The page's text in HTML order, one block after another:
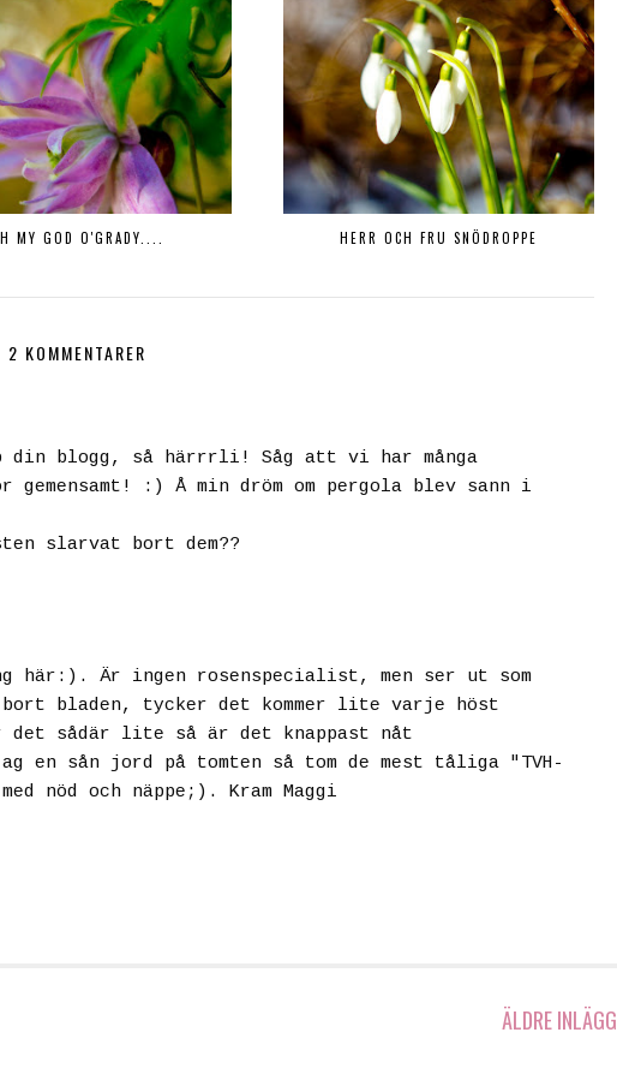
MY GOD O'GRADY.... HERR OCH FRU SNÖDROPPE
2 KOMMENTARER
din blogg, så härrrli! Såg att vi har många
:) Å min dröm om pergola blev sann i
slarvat bort dem??
här:). Är ingen rosenspecialist, men ser ut som
bladen, tycker det kommer lite varje höst
det sådär lite så är det knappast nåt
en sån jord på tomten så tom de mest tåliga "TVH-
nöd och näppe;). Kram Maggi
ÄLDRE INLÄGG